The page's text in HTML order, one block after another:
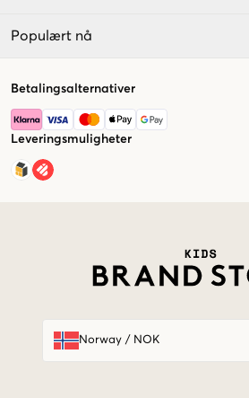
Populært nå
Betalingsalternativer
Leveringsmuligheter
Norway/ NOK